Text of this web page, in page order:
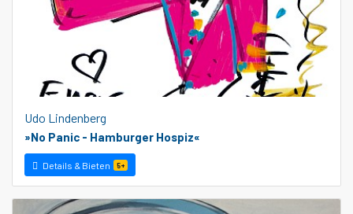
Udo Lindenberg
»No Panic - Hamburger Hospiz«
Details & Bieten 5+